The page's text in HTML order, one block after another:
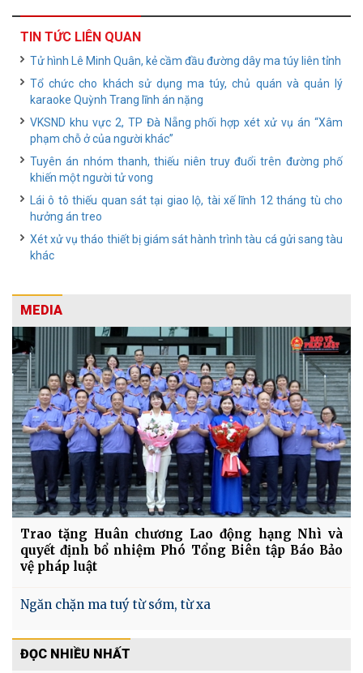
TIN TỨC LIÊN QUAN
Tử hình Lê Minh Quân, kẻ cầm đầu đường dây ma túy liên tỉnh
Tổ chức cho khách sử dụng ma túy, chủ quán và quản lý
karaoke Quỳnh Trang lĩnh án nặng
VKSND khu vực 2, TP Đà Nẵng phối hợp xét xử vụ án “Xâm
phạm chỗ ở của người khác”
Tuyên án nhóm thanh, thiếu niên truy đuổi trên đường phố
khiến một người tử vong
Lái ô tô thiếu quan sát tại giao lộ, tài xế lĩnh 12 tháng tù cho
hưởng án treo
Xét xử vụ tháo thiết bị giám sát hành trình tàu cá gửi sang tàu
khác
MEDIA
Trao tặng Huân chương Lao động hạng Nhì và
quyết định bổ nhiệm Phó Tổng Biên tập Báo Bảo
vệ pháp luật
Ngăn chặn ma tuý từ sớm, từ xa
ĐỌC NHIỀU NHẤT